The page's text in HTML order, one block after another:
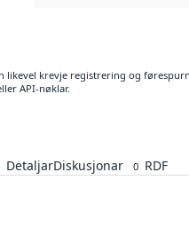
likevel krevje registrering og
API-nøklar.
DetaljarDiskusjonar 0 RDF